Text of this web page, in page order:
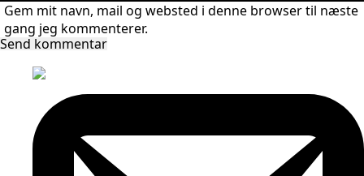
Gem mit navn, mail og websted i denne browser til næste
gang jeg kommenterer.